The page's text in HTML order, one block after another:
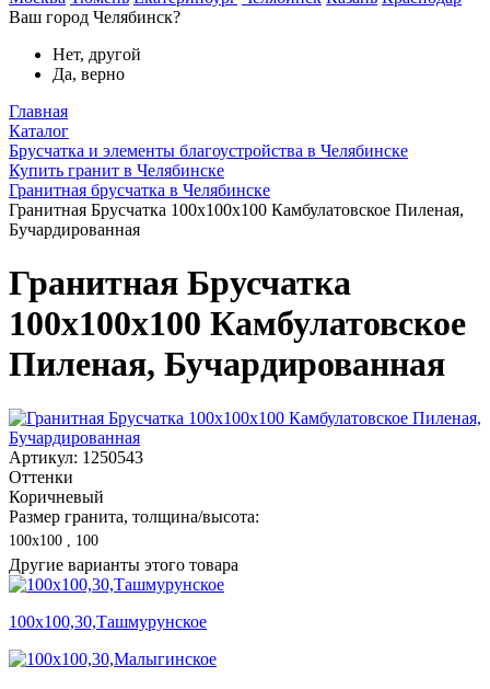
Ваш город Челябинск?
Нет, другой
Да, верно
Главная
Каталог
Брусчатка и элементы благоустройства в Челябинске
Купить гранит в Челябинске
Гранитная брусчатка в Челябинске
Гранитная Брусчатка 100х100x100 Камбулатовское Пиленая,
Бучардированная
Гранитная Брусчатка
100х100x100 Камбулатовское
Пиленая, Бучардированная
Артикул: 1250543
Оттенки
Коричневый
Размер гранита, толщина/высота:
100х100 , 100
Другие варианты этого товара
100х100,30,Ташмурунское